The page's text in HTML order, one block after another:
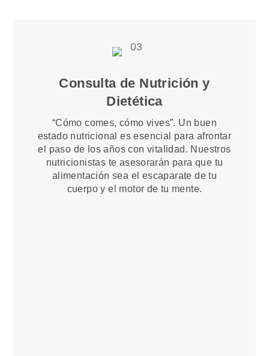
Consulta de Nutrición y
Dietética
“Cómo comes, cómo vives”. Un buen
estado nutricional es esencial para afrontar
el paso de los años con vitalidad. Nuestros
nutricionistas te asesorarán para que tu
alimentación sea el escaparate de tu
cuerpo y el motor de tu mente.